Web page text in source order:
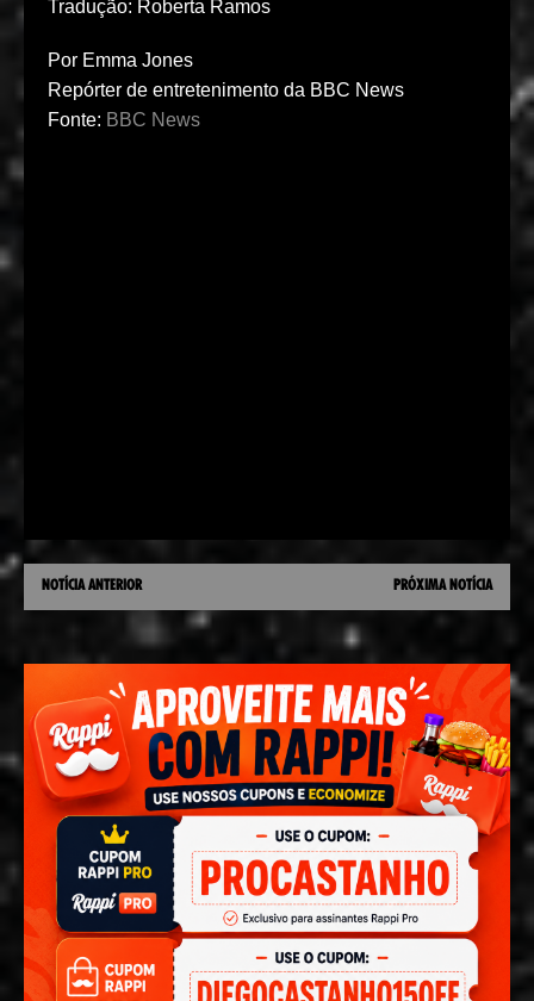
Tradução: Roberta Ramos
Por Emma Jones
Repórter de entretenimento da BBC News
Fonte: BBC News
NOTÍCIA ANTERIOR PRÓXIMA NOTÍCIA